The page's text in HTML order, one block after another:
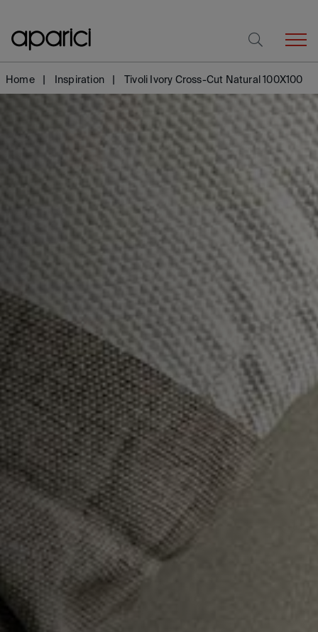
Home Inspiration Tivoli Ivory Cross-Cut Natural 100X100